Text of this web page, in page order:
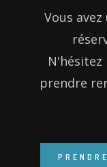
Vous
N'hésitez
prendre